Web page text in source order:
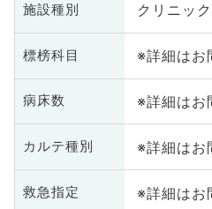
施設種別 クリニッ
標榜科目 ※詳細はお
病床数 ※詳細はお
カルテ種別 ※詳細はお
救急指定 ※詳細はお